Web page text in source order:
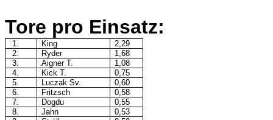
Tore pro Einsatz:
1. King
2,29
2.
Ryder
1,68
3.
Aigner T.
1,08
4.
Kick T.
0,75
5.
Luczak Sv.
0,60
6.
Fritzsch
0,58
7.
Dogdu
0,55
8.
Jahn
0,53